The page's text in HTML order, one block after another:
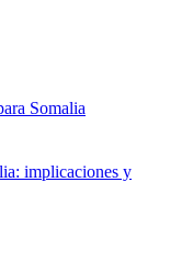
Somalia
implicaciones y